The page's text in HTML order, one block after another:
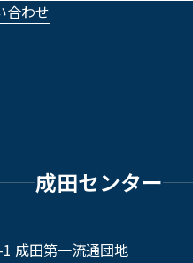
合わせ
成田センター
成田第一流通団地